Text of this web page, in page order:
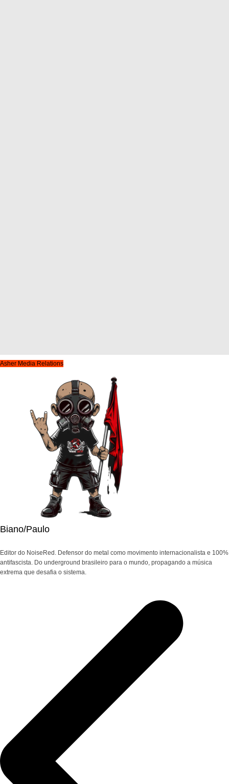
Asher Media Relations
Biano/Paulo
Editor do NoiseRed. Defensor do metal como movimento internacionalista e 100%
antifascista. Do underground brasileiro para o mundo, propagando a música
extrema que desafia o sistema.